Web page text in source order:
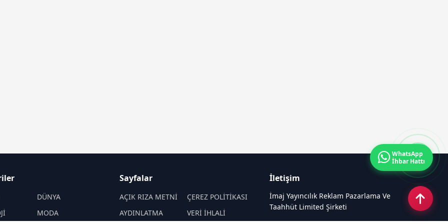
DÜNYA
MODA
Sayfalar
AÇIK RIZA METNİ
ÇEREZ POLİTİKASI
AYDINLATMA
VERİ İHLALİ
İletişim
İmaj Yayıncılık Reklam Pazarlama Ve
Taahhüt Limited Şirketi
WhatsApp
İhbar Hattı